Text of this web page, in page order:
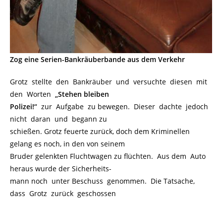
Zog eine Serien-Bankräuberbande aus dem Verkehr
Grotz stellte den Bankräuber und versuchte diesen mit
den Worten „Stehen bleiben
Polizei!“ zur Aufgabe zu bewegen. Dieser dachte jedoch
nicht daran und begann zu
schießen. Grotz feuerte zurück, doch dem Kriminellen
gelang es noch, in den von seinem
Bruder gelenkten Fluchtwagen zu flüchten. Aus dem Auto
heraus wurde der Sicherheits-
mann noch unter Beschuss genommen. Die Tatsache,
dass Grotz zurück geschossen